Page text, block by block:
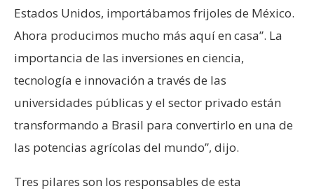
Estados Unidos, importábamos frijoles de México.
Ahora producimos mucho más aquí en casa”. La
importancia de las inversiones en ciencia,
tecnología e innovación a través de las
universidades públicas y el sector privado están
transformando a Brasil para convertirlo en una de
las potencias agrícolas del mundo”, dijo.
Tres pilares son los responsables de esta